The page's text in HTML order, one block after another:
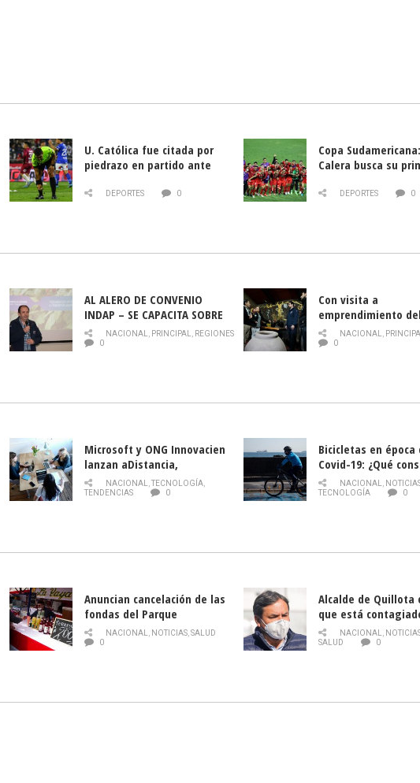
U. Católica fue citada por
piedrazo en partido ante
DEPORTES 0
Copa
Calera busca su
DEPORTES 0
AL ALERO DE CONVENIO
INDAP – SE CAPACITA SOBRE
PLAGA DROSOPHILA SUZUKII
NACIONAL, PRINCIPAL, REGIONES
0
Con visita a
emprendimiento
y llamado al
historia campesina
NACIONAL,
0
Microsoft y ONG Innovacien
lanzan aDistancia,
plataforma con cursos
gratuitos online sobre
NACIONAL,TECNOLOGÍA,
TENDENCIAS
0
Bicicletas en época
Covid-19: ¿Qué
momento de
NACIONAL,
TECNOLOGÍA
0
Anuncian cancelación de las
fondas del Parque
O’Higgins debido al
coronavirus
NACIONAL, NOTICIAS,SALUD
0
Alcalde de Quillota
que está
COVID-19
NACIONAL,
SALUD
0